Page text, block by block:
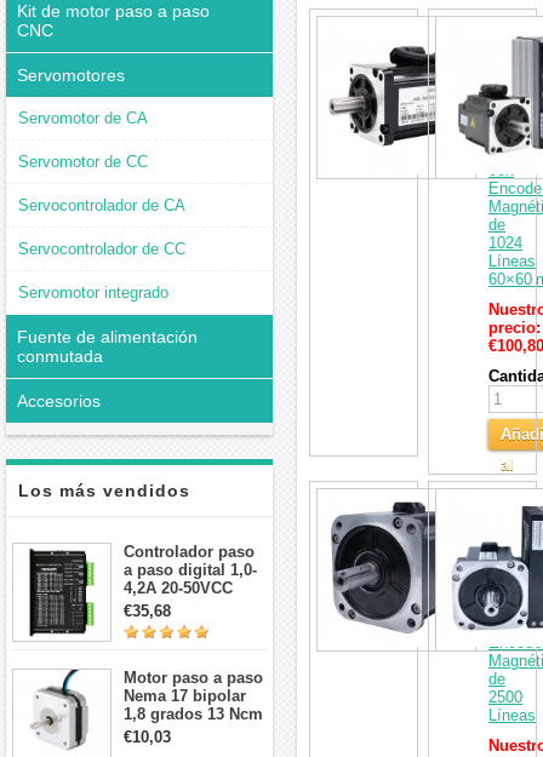
Kit de motor paso a paso
CNC
Servomotores
Servomotor de CA
Servomotor de CC
Servocontrolador de CA
Servocontrolador de CC
Servomotor integrado
Fuente de alimentación
conmutada
Accesorios
Los más vendidos
Controlador paso
a paso digital 1,0-
4,2A 20-50VCC
para motor paso a
paso Nema 17, 23,
24
€35,68
Motor paso a paso
Nema 17 bipolar
1,8 grados 13 Ncm
1A 3,5 V
42x42x20mm 4
€10,03
interesar
Servo
200 W
36 V
0.64
7.5 A
3000
con
de
1024
Líneas
60×60
precio:
€100,80
al
Servo
1500 W
48 V
4.78
3000
con
de
2500
Líneas